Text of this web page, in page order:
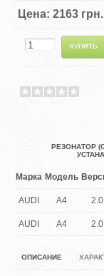
Цена:2163 грн.
РЕЗОНАТОР
Марка Модель
AUDI A4 2.0
AUDI A4 2.0
ОПИСАНИЕ